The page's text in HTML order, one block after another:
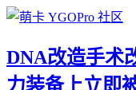
DNA改造手术
力装备上立即